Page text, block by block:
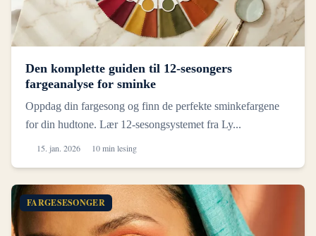
Den komplette guiden til 12-sesongers
fargeanalyse for sminke
Oppdag din fargesong og finn de perfekte sminkefargene
for din hudtone. Lær 12-sesongsystemet fra Ly...
15. jan. 2026 10 min lesing
FARGESESONGER